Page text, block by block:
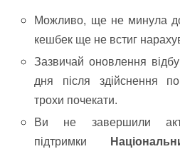
Можливо, ще не минула
кешбек ще не встиг
Зазвичай оновлення
дня після здійснення
трохи почекати.
Ви не завершили
підтримки